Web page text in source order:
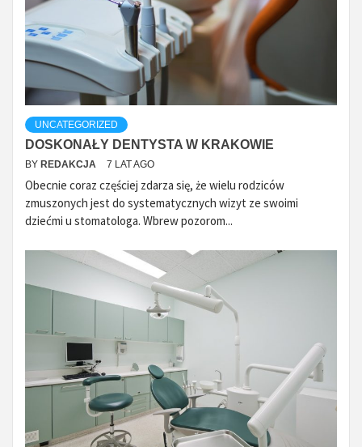
UNCATEGORIZED
DOSKONAŁY DENTYSTA W KRAKOWIE
BY REDAKCJA 7 LAT AGO
Obecnie coraz częściej zdarza się, że wielu rodziców
zmuszonych jest do systematycznych wizyt ze swoimi
dziećmi u stomatologa. Wbrew pozorom...